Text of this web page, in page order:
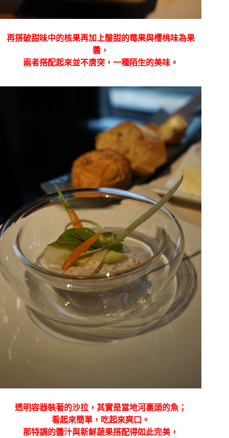
再搭破甜味中的核果再加上酸甜的莓果與櫻桃味為果
醬，
兩者搭配起來並不唐突，一種陌生的美味。
透明容器裝著的沙拉，其實是當地河裏頭的魚；
看起來簡單，吃起來爽口。
那特調的醬汁與新鮮蔬果搭配得如此完美，